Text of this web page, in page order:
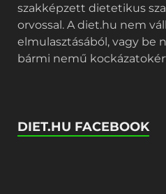
szakképzett dietetikus
orvossal. A diet.hu nem
elmulasztásából, vagy be
bármi nemű
DIET.HU FACEBOOK